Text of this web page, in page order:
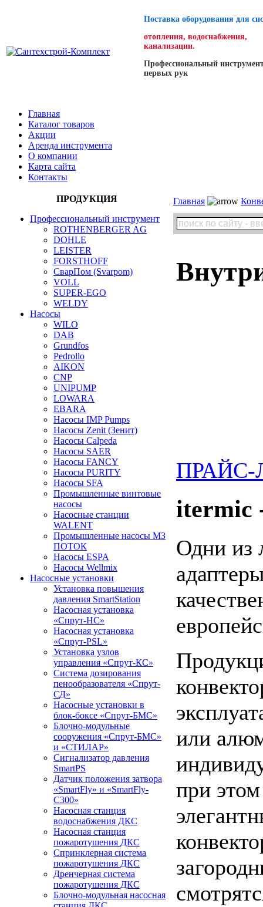
Поставка оборудования для
отопления, водоснабжения,
канализации.
Профессиональный
первых рук
Главная
Каталог товаров
Акции
Аренда инструмента
О компании
Карта сайта
Контакты
ПРОДУКЦИЯ
Профессиональный инструмент
ROTHENBERGER AG
DOHLE
LEISTER
FORSTHOFF
СварПом (Svarpom)
VOLL
SUPER-EGO
WELDY
Насосы
WILO
DAB
Grundfos
Pedrollo
AIKON
CNP
UNIPUMP
LOWARA
EBARA
Насосы IMP Pumps
Насосы Zenit (Зенит)
Насосы Calpeda
Насосы SAER
Насосы FANCY
Насосы PURITY
Насосы SFA
Промышленные винтовые
насосы
Насосные станции
WALENT
Промышленные насосы МЗ
ПОТОК
Насосы ESPA
Насосы Wellmix
Насосные установки
Установка повышения
давления SmartStation
Насосная установка
«Спрут-НС»
Насосная установка
«Спрут-PSL»
Установка узлов
управления «Спрут-КС»
Система дозирования
пенообразователя «Спрут-
СД»
Насосные установки в
блок-боксе «Спрут-БМС»
Блочно-модульные
сооружения «Спрут-БМС»
и «СТИЛАР»
Сигнализатор давления
SmartPS
Датчик положения затвора
«SmartFly» и «SmartFly-
С300»
Насосная станция
водоснабжения ДКС
Насосная станция
пожаротушения ДКС
Спринклерная система
пожаротушения ДКС
Дренчерная система
пожаротушения ДКС
Блочно-модульная насосная
Главная
ПРАЙС-
itermic
Одни из
или
при